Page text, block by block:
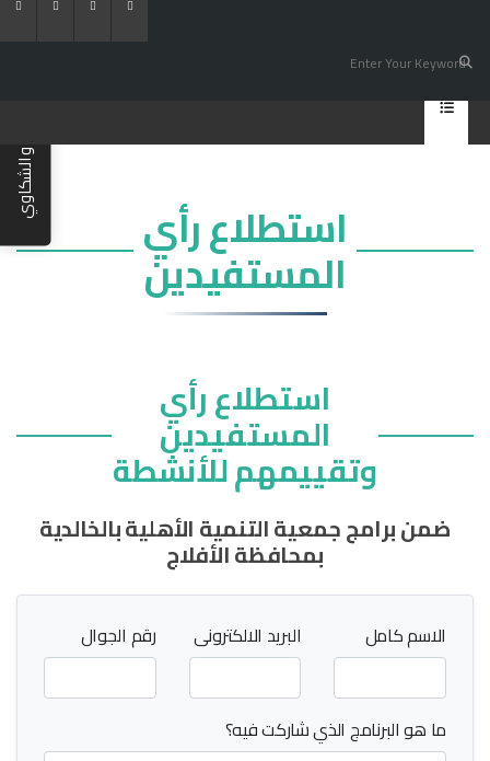
استطلاع رأي
المستفيدين
استطلاع رأي
المستفيدين
وتقييمهم للأنشطة
ضمن برامج جمعية التنمية الأهلية بالخالدية
بمحافظة الأفلاج
الاسم كامل البريد الالكترونى رقم الجوال
ما هو البرنامج الذي شاركت فيه؟
المقترحات و الشكاوي